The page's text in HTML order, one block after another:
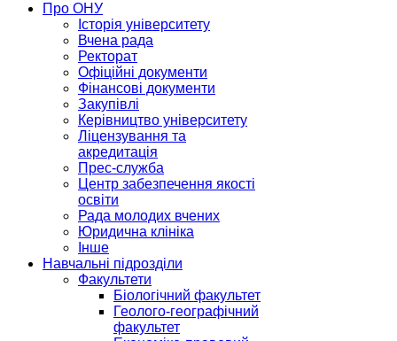
Про ОНУ
Історія університету
Вчена рада
Ректорат
Офіційні документи
Фінансові документи
Закупівлі
Керівництво університету
Ліцензування та
акредитація
Прес-служба
Центр забезпечення якості
освіти
Рада молодих вчених
Юридична клініка
Інше
Навчальні підрозділи
Факультети
Біологічний факультет
Геолого-географічний
факультет